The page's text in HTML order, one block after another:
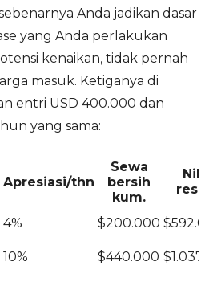
Anda jadikan dasar
yang Anda perlakukan
kenaikan, tidak pernah
masuk. Ketiganya di
entri USD 400.000 dan
yang sama:
Apresiasi/thn
Sewa
bersih
kum.
4% $200.000
10% $440.000